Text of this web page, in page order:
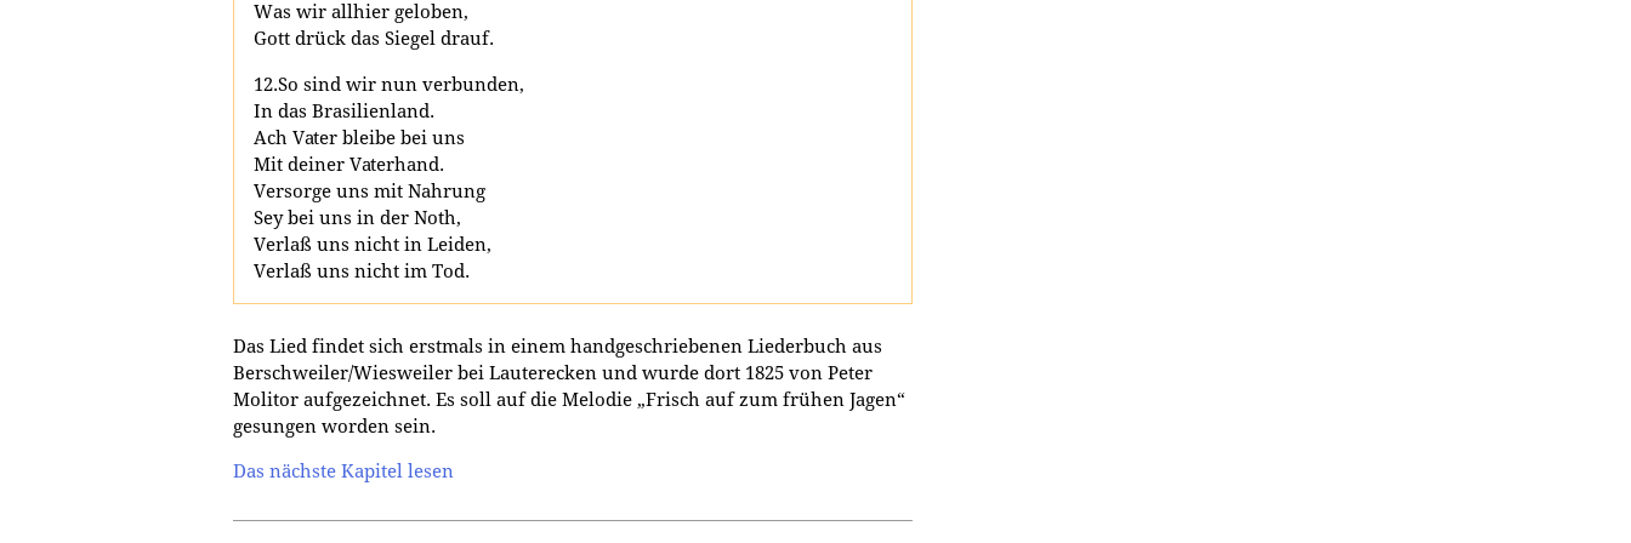
Was wir allhier geloben,
Gott drück das Siegel drauf.
12.So sind wir nun verbunden,
In das Brasilienland.
Ach Vater bleibe bei uns
Mit deiner Vaterhand.
Versorge uns mit Nahrung
Sey bei uns in der Noth,
Verlaß uns nicht in Leiden,
Verlaß uns nicht im Tod.
Das Lied findet sich erstmals in einem handgeschriebenen Liederbuch aus
Berschweiler/Wiesweiler bei Lauterecken und wurde dort 1825 von Peter
Molitor aufgezeichnet. Es soll auf die Melodie „Frisch auf zum frühen Jagen“
gesungen worden sein.
Das nächste Kapitel lesen